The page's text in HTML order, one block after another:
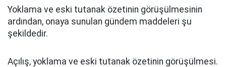
Yoklama ve eski tutanak özetinin görüşülmesinin
ardından, onaya sunulan gündem maddeleri şu
şekildedir.
Açılış, yoklama ve eski tutanak özetinin görüşülmesi.